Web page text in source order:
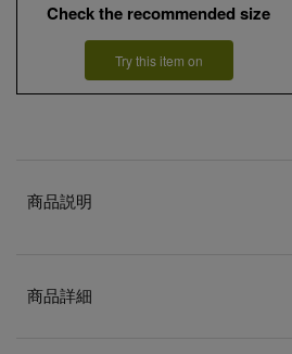
Check the recommended size
Try this item on
商品説明
商品詳細